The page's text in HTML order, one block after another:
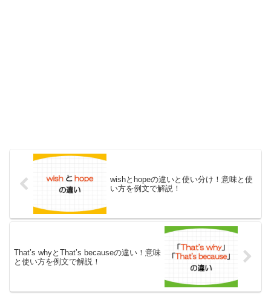
wishとhopeの違いと使い分け！意味と使
い方を例文で解説！
That’s whyとThat’s becauseの違い！意味
と使い方を例文で解説！